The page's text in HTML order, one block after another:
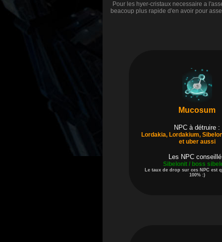
Pour les hyer-cristaux necessaire a
beacoup plus rapide d'en avoir pour
Mucosum
NPC à détruire :
Lordakia, Lordakium,
et uber aussi
Les NPC
Sibelonit / boss
Le taux de drop sur ces NPC est
100% :)